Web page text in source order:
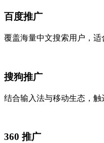
百度推广
覆盖海量中文搜索用户，
搜狗推广
结合输入法与移动生态，
360 推广